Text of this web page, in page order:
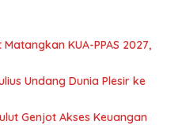
KUA-PPAS 2027,
Undang Dunia Plesir ke
Genjot Akses Keuangan